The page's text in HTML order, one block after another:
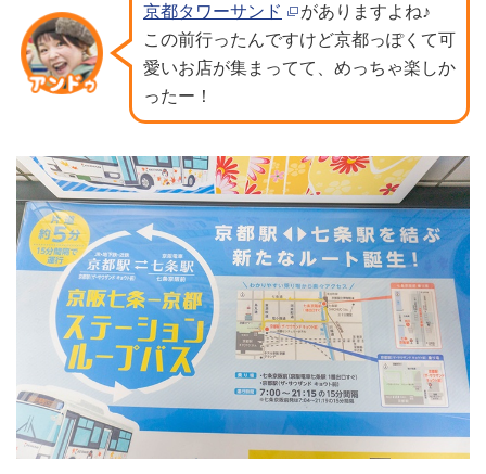
京都タワーサンド
がありますよね♪
この前行ったんですけど京都っぽくて可
愛いお店が集まってて、めっちゃ楽しか
ったー！